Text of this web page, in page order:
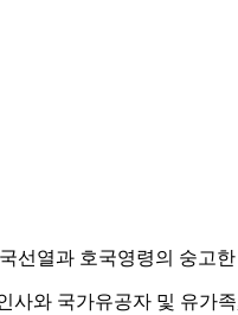
열과 호국영령의 숭고
와 국가유공자 및 유가